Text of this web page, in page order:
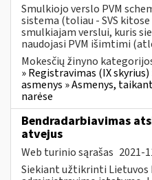
Smulkiojo verslo PVM
sistema (toliau - SVS
smulkiajam verslui, kuris
naudojasi PVM išimtimi
Mokesčių žinyno
» Registravimas (IX
asmenys » Asmenys,
narėse
Bendradarbiavimas
atvejus
Web turinio sąrašas 2021-
Siekiant užtikrinti Lietuvos